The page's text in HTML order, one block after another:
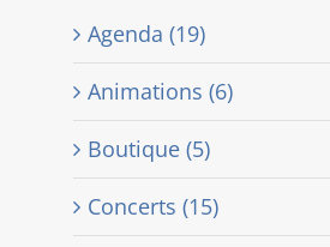
Agenda (19)
Animations (6)
Boutique (5)
Concerts (15)